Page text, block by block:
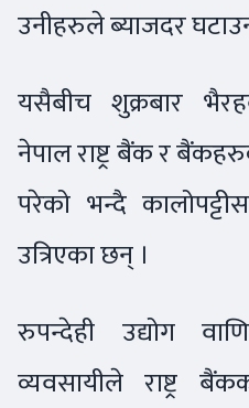
उनीहरुले ब्याजदर
यसैबीच शुक्रबार
नेपाल राष्ट्र बैंक र
परेको भन्दै
उत्रिएका छन् ।
रुपन्देही उद्योग
व्यवसायीले राष्ट्र